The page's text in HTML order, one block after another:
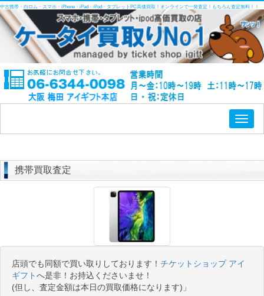
中古携帯・白ロム・スマホ・iPhone・iPad・iPod・タブレットPC高価買取！オンラインで一発査定！もちろん査定無料！！
携帯買取査定
店頭でも同額で買い取りしております！ チケットショップ アイ
ギフトへ是非！お持込くださいませ！
(但し、査定金額は本日の買取価格になります)」